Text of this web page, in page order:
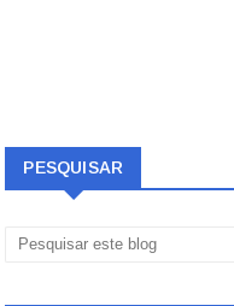
PESQUISAR